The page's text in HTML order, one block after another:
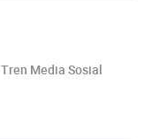
Tren Media Sosial